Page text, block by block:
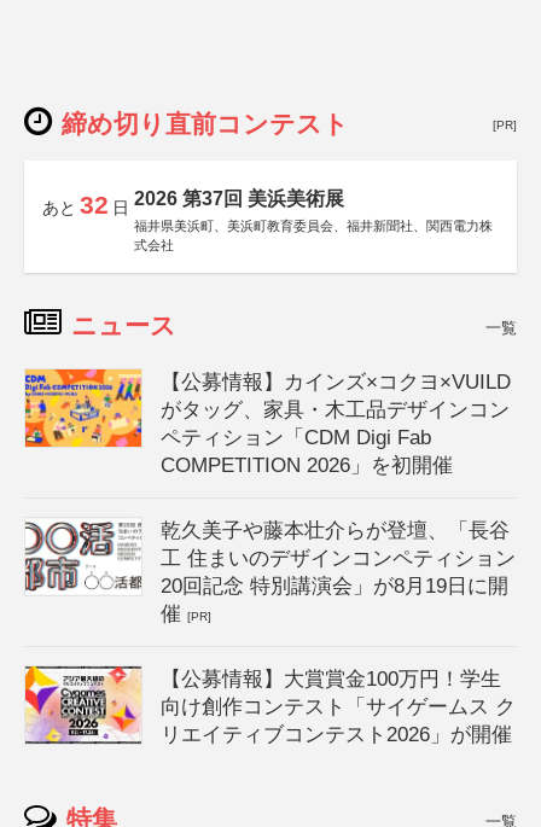
締め切り直前コンテスト [PR]
あと 32 日 2026 第37回 美浜美術展
福井県美浜町、美浜町教育委員会、福井新聞社、関西電力株
式会社
ニュース 一覧
【公募情報】カインズ×コクヨ×VUILD
がタッグ、家具・木工品デザインコン
ペティション「CDM Digi Fab
COMPETITION 2026」を初開催
乾久美子や藤本壮介らが登壇、「長谷
工 住まいのデザインコンペティション
20回記念 特別講演会」が8月19日に開
催[PR]
【公募情報】大賞賞金100万円！学生
向け創作コンテスト「サイゲームス ク
リエイティブコンテスト2026」が開催
特集 一覧